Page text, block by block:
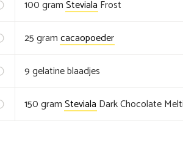
100gramSteviala Frost
25gramcacaopoeder
9gelatine blaadjes
150gramSteviala Dark Chocolate